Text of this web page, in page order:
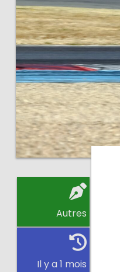
Autres
Il y a 1 mois